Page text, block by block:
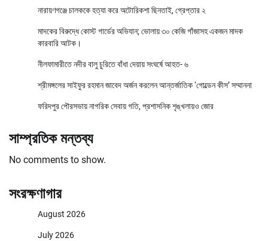
নারায়ণগঞ্জে চালককে হত্যা করে অটোরিকশা ছিনতাই, গ্রেপ্তার ২
মাদকের বিরুদ্ধে কোস্ট গার্ডের অভিযান; ভোলায় ৩০ কেজি গাঁজাসহ একজন মাদক
কারবারি আটক।
নীলফামারীতে নদীর বালু চুরিতে বাঁধা দেয়ায় সংঘর্ষে আহত- ৬
শ্রীমঙ্গলের সাইফুর রহমান জাবেদ অর্জন করলেন আন্তর্জাতিক ‘গোল্ডেন কীস’ সম্মাননা
ফরিদপুর পৌরসভায় নাগরিক সেবায় গতি, প্রশাসনিক শৃঙ্খলায়ও জোর
সাম্প্রতিক মন্তব্য
No comments to show.
সংরক্ষণাগার
August 2026
July 2026